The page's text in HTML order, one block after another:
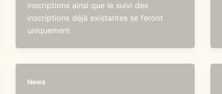
inscriptions ainsi que le suivi des
inscriptions déjà existantes se feront
uniquement
News